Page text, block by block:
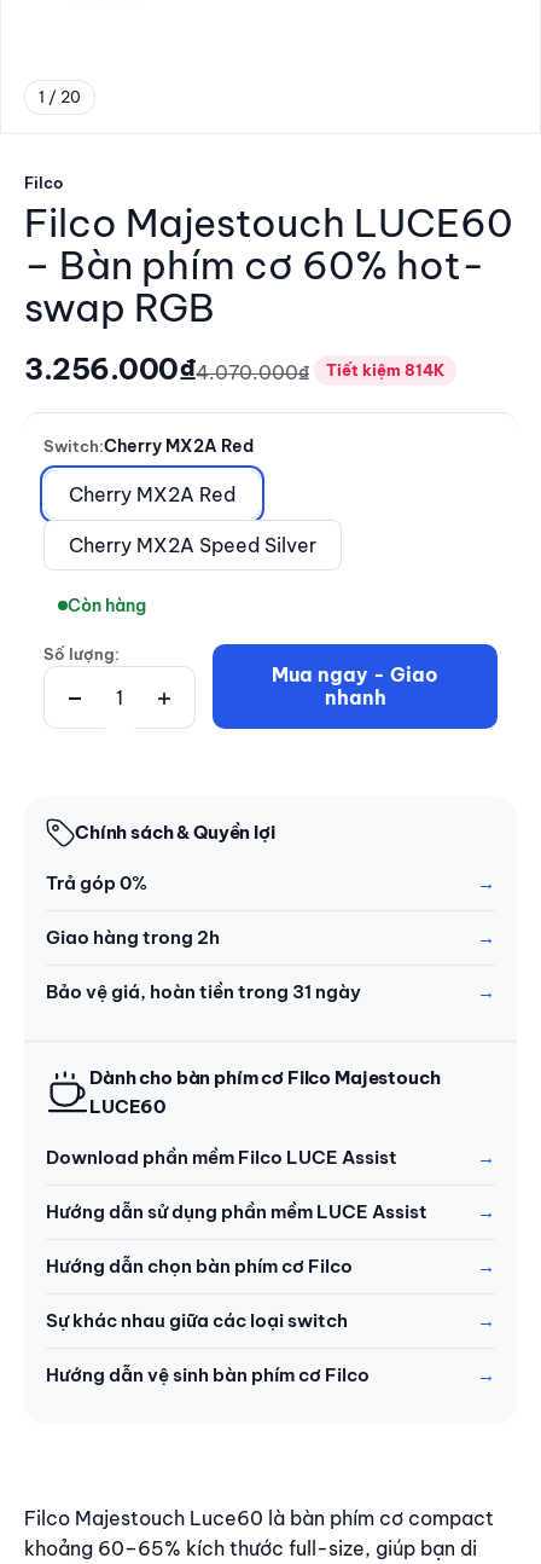
Đến mục 1
1 / 20
Filco
Filco Majestouch LUCE60
– Bàn phím cơ 60% hot-
swap RGB
Giá giảm
3.256.000₫Giá thông thường
4.070.000₫ Tiết kiệm 814K
Switch:Cherry MX2A Red
Cherry MX2A Red
Cherry MX2A Speed Silver
Còn hàng
Số lượng:
Mua ngay - Giao
nhanh
Chính sách & Quyền lợi
Trả góp 0%
Giao hàng trong 2h
Bảo vệ giá, hoàn tiền trong 31 ngày
Dành cho bàn phím cơ Filco Majestouch
LUCE60
Download phần mềm Filco LUCE Assist
Hướng dẫn sử dụng phần mềm LUCE Assist
Hướng dẫn chọn bàn phím cơ Filco
Sự khác nhau giữa các loại switch
Hướng dẫn vệ sinh bàn phím cơ Filco
Nội dung
Filco Majestouch Luce60 là bàn phím cơ compact
khoảng 60–65% kích thước full-size, giúp bạn di